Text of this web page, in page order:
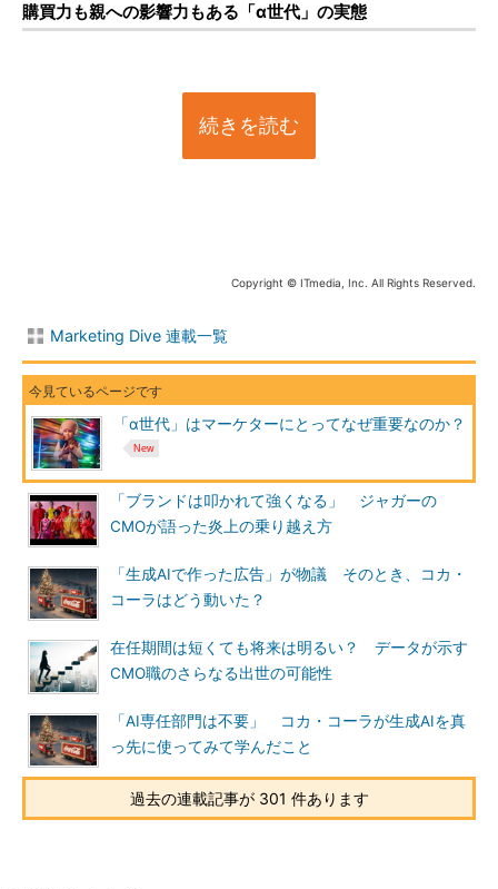
購買力も親への影響力もある「α世代」の実態
続きを読む
Copyright © ITmedia, Inc. All Rights Reserved.
Marketing Dive 連載一覧
「α世代」はマーケターにとってなぜ重要なのか？
「ブランドは叩かれて強くなる」 ジャガーの
CMOが語った炎上の乗り越え方
「生成AIで作った広告」が物議 そのとき、コカ・
コーラはどう動いた？
在任期間は短くても将来は明るい？ データが示す
CMO職のさらなる出世の可能性
「AI専任部門は不要」 コカ・コーラが生成AIを真
っ先に使ってみて学んだこと
過去の連載記事が 301 件あります